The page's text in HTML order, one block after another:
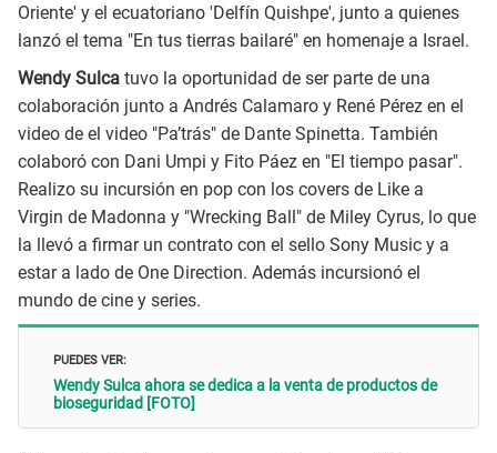
Oriente' y el ecuatoriano 'Delfín Quishpe', junto a quienes
lanzó el tema "En tus tierras bailaré" en homenaje a Israel.
Wendy Sulca tuvo la oportunidad de ser parte de una
colaboración junto a Andrés Calamaro y René Pérez en el
video de el video "Pa’trás" de Dante Spinetta. También
colaboró con Dani Umpi y Fito Páez en "El tiempo pasar".
Realizo su incursión en pop con los covers de Like a
Virgin de Madonna y "Wrecking Ball" de Miley Cyrus, lo que
la llevó a firmar un contrato con el sello Sony Music y a
estar a lado de One Direction. Además incursionó el
mundo de cine y series.
PUEDES VER:
Wendy Sulca ahora se dedica a la venta de productos de
bioseguridad [FOTO]